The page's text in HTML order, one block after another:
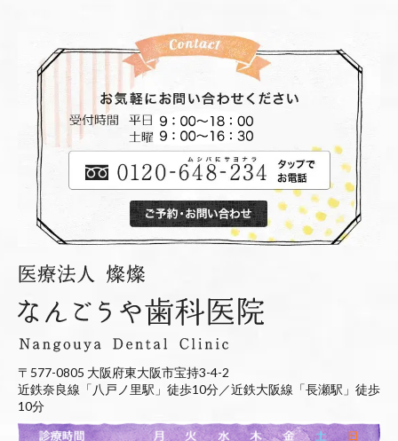
〒577-0805 大阪府東大阪市宝持3-4-2
近鉄奈良線「八戸ノ里駅」徒歩10分／近鉄大阪線「長瀬駅」徒歩
10分